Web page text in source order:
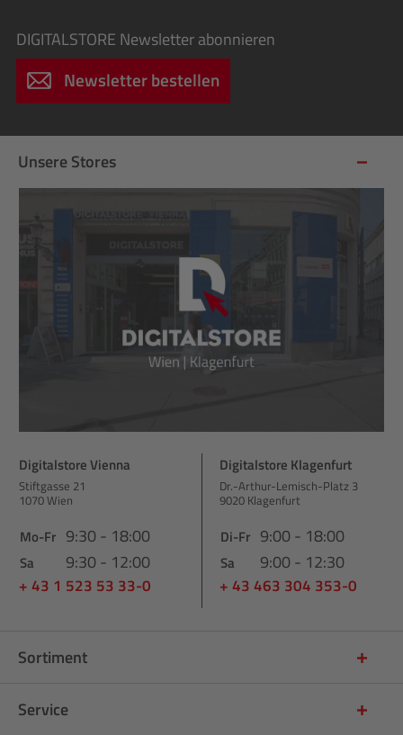
DIGITALSTORE Newsletter abonnieren
Newsletter bestellen
Unsere Stores
Digitalstore Vienna
Stiftgasse 21
1070 Wien
Mo-Fr 9:30 - 18:00
Sa 9:30 - 12:00
+ 43 1 523 53 33-0
Digitalstore Klagenfurt
Dr.-Arthur-Lemisch-Platz 3
9020 Klagenfurt
Di-Fr 9:00 - 18:00
Sa 9:00 - 12:30
+ 43 463 304 353-0
Sortiment
Service